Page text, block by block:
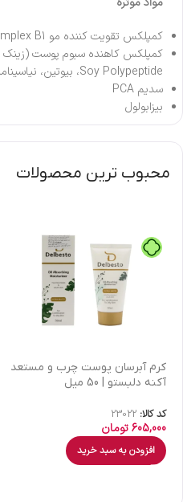
کمپلکس تقویت کننده مو Biocomplex B1
Soy Polypeptide، بیوتین، نیاسینامید)
سدیم PCA
بیزابولول
محبوب ترین محصولات
كرم آبرسان پوست چرب و مستعد
آکنه دلبستو | 50 میل
کد کالا: 23022
605,000تومان
افزودن به سبد خرید